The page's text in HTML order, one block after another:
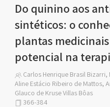
Do quinino aos
sintéticos: o
plantas
potencial na
Carlos Henrique Brasil
Aline Estácio Ribeiro de Mattos,
Glauco de Kruse Villas Bôas
366-384